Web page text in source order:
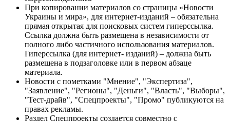
При копировании материалов со страницы «Новости
Украины и мира», для интернет-изданий – обязательна
прямая открытая для поисковых систем гиперссылка.
Ссылка должна быть размещена в независимости от
полного либо частичного использования материалов.
Гиперссылка (для интернет- изданий) – должна быть
размещена в подзаголовке или в первом абзаце
материала.
Новости с пометками "Мнение", "Экспертиза",
"Заявление", "Регионы", "Деньги", "Власть", "Выборы",
"Тест-драйв", "Спецпроекты", "Промо" публикуются на
правах рекламы.
Раздел Спецпроекты создается совместно с